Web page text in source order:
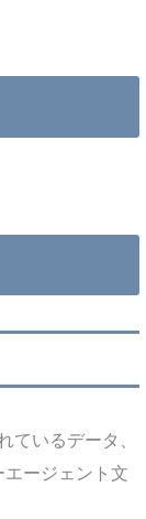
いるデータ、
ージェント文